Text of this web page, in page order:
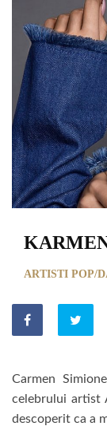
ARTISTI POP/
Carmen
celebrului artist
descoperit ca a